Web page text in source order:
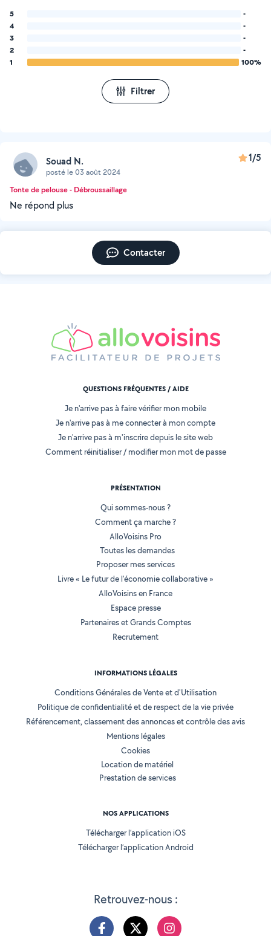
5
-
4
-
3
-
2
-
1
100%
Filtrer
Souad N.
posté le 03 août 2024
1/5
Tonte de pelouse - Débroussaillage
Ne répond plus
Contacter
Retrouvez-nous :
QUESTIONS FRÉQUENTES / AIDE
Je n'arrive pas à faire vérifier mon mobile
Je n'arrive pas à me connecter à mon compte
Je n'arrive pas à m'inscrire depuis le site web
Comment réinitialiser / modifier mon mot de passe
PRÉSENTATION
Qui sommes-nous ?
Comment ça marche ?
AlloVoisins Pro
Toutes les demandes
Proposer mes services
Livre « Le futur de l'économie collaborative »
AlloVoisins en France
Espace presse
Partenaires et Grands Comptes
Recrutement
INFORMATIONS LÉGALES
Conditions Générales de Vente et d'Utilisation
Politique de confidentialité et de respect de la vie privée
Référencement, classement des annonces et contrôle des avis
Mentions légales
Cookies
Location de matériel
Prestation de services
NOS APPLICATIONS
Télécharger l’application iOS
Télécharger l’application Android